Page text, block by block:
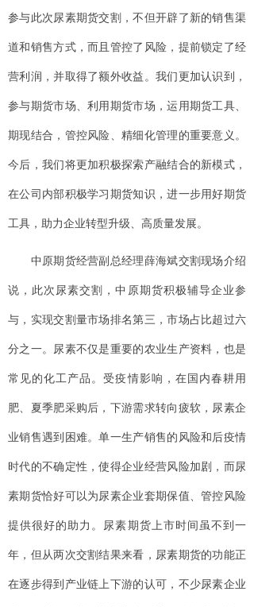
参与此次尿素期货交割，不但开辟了新的销售渠
道和销售方式，而且管控了风险，提前锁定了经
营利润，并取得了额外收益。我们更加认识到，
参与期货市场、利用期货市场，运用期货工具、
期现结合，管控风险、精细化管理的重要意义。
今后，我们将更加积极探索产融结合的新模式，
在公司内部积极学习期货知识，进一步用好期货
工具，助力企业转型升级、高质量发展。
中原期货经营副总经理薛海斌交割现场介绍
说，此次尿素交割，中原期货积极辅导企业参
与，实现交割量市场排名第三，市场占比超过六
分之一。尿素不仅是重要的农业生产资料，也是
常见的化工产品。受疫情影响，在国内春耕用
肥、夏季肥采购后，下游需求转向疲软，尿素企
业销售遇到困难。单一生产销售的风险和后疫情
时代的不确定性，使得企业经营风险加剧，而尿
素期货恰好可以为尿素企业套期保值、管控风险
提供很好的助力。尿素期货上市时间虽不到一
年，但从两次交割结果来看，尿素期货的功能正
在逐步得到产业链上下游的认可，不少尿素企业